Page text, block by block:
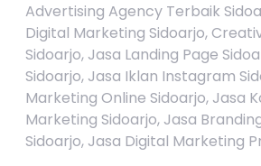
Advertising Agency Terbaik
Digital Marketing Sidoarjo,
Sidoarjo, Jasa Landing Page
Sidoarjo, Jasa Iklan Instagram
Marketing Online Sidoarjo, Jasa
Marketing Sidoarjo, Jasa
Sidoarjo, Jasa Digital Marketing